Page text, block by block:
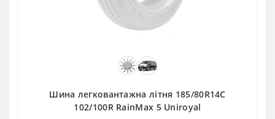
Шина легковантажна літня 185/80R14C
102/100R RainMax 5 Uniroyal